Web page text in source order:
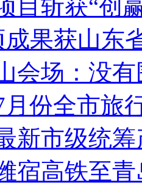
目斩获“创
成果获山东
会场：没有
份全市旅
新市级统
宿高铁至